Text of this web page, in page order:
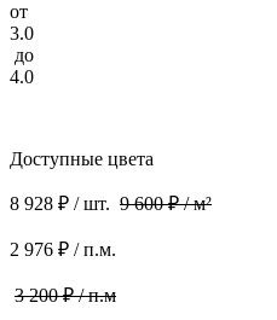
от
3.0
до
4.0
Доступные цвета
8 928 ₽ / шт. 9 600 ₽ / м²
2 976 ₽ / п.м.
3 200 ₽ / п.м